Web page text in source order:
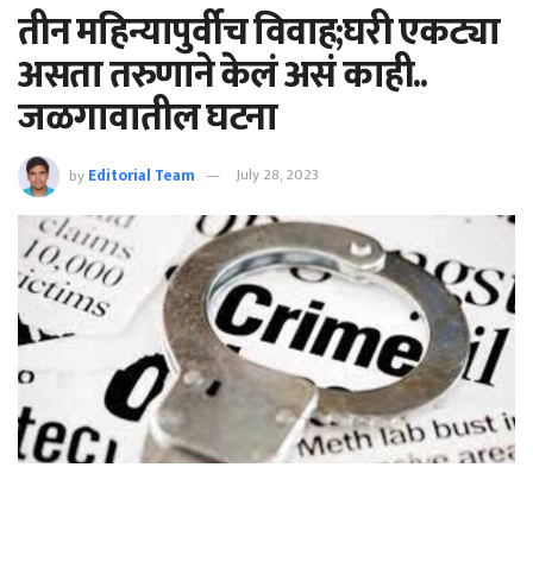
तीन महिन्यापुर्वीच विवाह;घरी एकट्या
असता तरुणाने केलं असं काही..
जळगावातील घटना
byEditorial Team July 28, 2023